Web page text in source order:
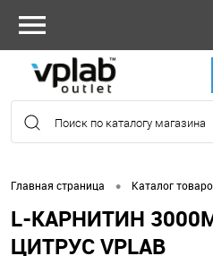
Главная страница • Каталог
L-КАРНИТИН
ЦИТРУС VPLAB